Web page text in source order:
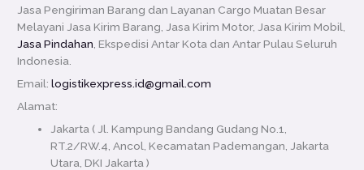
Jasa Pengiriman Barang dan Layanan Cargo Muatan Besar
Melayani Jasa Kirim Barang, Jasa Kirim Motor, Jasa Kirim Mobil,
Jasa Pindahan, Ekspedisi Antar Kota dan Antar Pulau Seluruh
Indonesia.
Email:logistikexpress.id@gmail.com
Alamat:
Jakarta ( Jl. Kampung Bandang Gudang No.1,
RT.2/RW.4, Ancol, Kecamatan Pademangan, Jakarta
Utara, DKI Jakarta )